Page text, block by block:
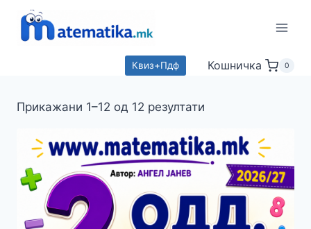
content
Квиз+Пдф Кошничка 0
Прикажани 1–12 од 12 резултати